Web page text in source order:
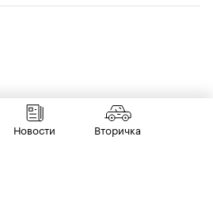
Новости Вторичка